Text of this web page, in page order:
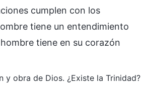
cumplen con los
tiene un entendimiento
tiene en su corazón
y obra de Dios. ¿Existe la Trinidad?